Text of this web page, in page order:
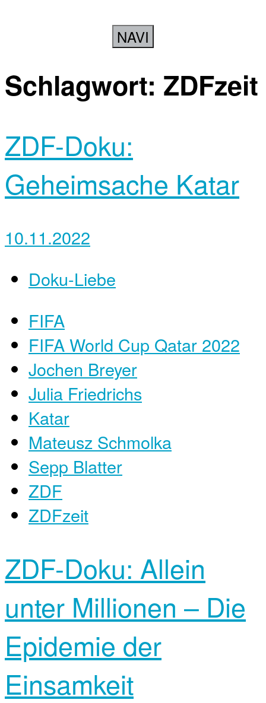
NAVI
Schlagwort: ZDFzeit
ZDF-Doku:
Geheimsache Katar
10.11.2022
Doku-Liebe
FIFA
FIFA World Cup Qatar 2022
Jochen Breyer
Julia Friedrichs
Katar
Mateusz Schmolka
Sepp Blatter
ZDF
ZDFzeit
ZDF-Doku: Allein
unter Millionen – Die
Epidemie der
Einsamkeit